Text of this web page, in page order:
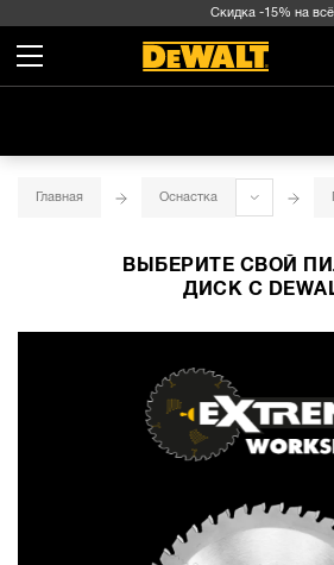
Скидка -15% на всё!
Главная Оснастка
ВЫБЕРИТЕ СВОЙ
ДИСК С